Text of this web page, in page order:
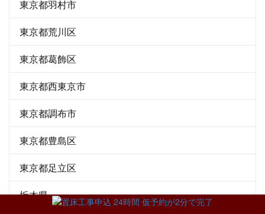
東京都羽村市
東京都荒川区
東京都葛飾区
東京都西東京市
東京都調布市
東京都豊島区
東京都足立区
栃木県